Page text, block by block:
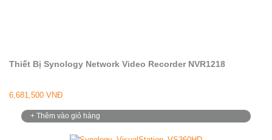
Thiết Bị Synology Network Video Recorder NVR1218
6,681,500 VNĐ
+ Thêm vào giỏ hàng